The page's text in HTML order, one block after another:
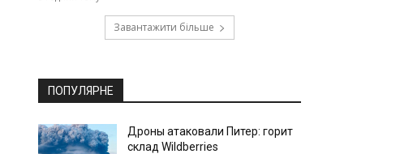
Завантажити більше
ПОПУЛЯРНЕ
Дроны атаковали Питер: горит
склад Wildberries